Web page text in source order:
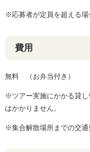
※応募者が定員を超える場
費用
無料 （お弁当付き）
※ツアー実施にかかる貸
はかかりません。
※集合解散場所までの交通